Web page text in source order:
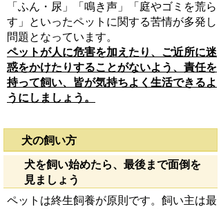
「ふん・尿」「鳴き声」「庭やゴミを荒ら
す」といったペットに関する苦情が多発し
問題となっています。
ペットが人に危害を加えたり、ご近所に迷
惑をかけたりすることがないよう、責任を
持って飼い、皆が気持ちよく生活できるよ
うにしましょう。
犬の飼い方
犬を飼い始めたら、最後まで面倒を
見ましょう
ペットは終生飼養が原則です。飼い主は最